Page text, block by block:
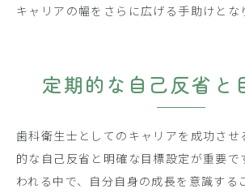
キャリアの幅をさらに広げる手助けとな
定期的な自己反省と
歯科衛生士としてのキャリアを成功させ
的な自己反省と明確な目標設定が重要で
われる中で、自分自身の成長を意識する